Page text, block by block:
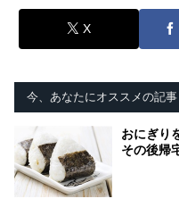
X
今、あなたにオススメの記事
おにぎり
その後帰